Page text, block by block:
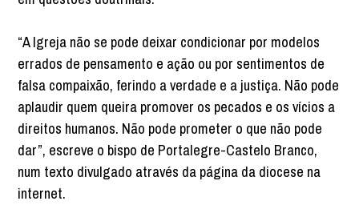
“A Igreja não se pode deixar condicionar por modelos
errados de pensamento e ação ou por sentimentos de
falsa compaixão, ferindo a verdade e a justiça. Não pode
aplaudir quem queira promover os pecados e os vícios a
direitos humanos. Não pode prometer o que não pode
dar”, escreve o bispo de Portalegre-Castelo Branco,
num texto divulgado através da página da diocese na
internet.